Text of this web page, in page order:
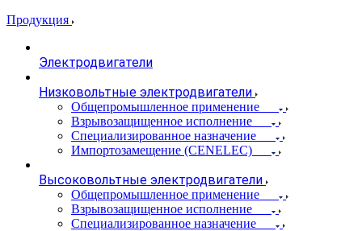
Продукция
Электродвигатели
Низковольтные электродвигатели
Общепромышленное применение
Взрывозащищенное исполнение
Специализированное назначение
Импортозамещение (CENELEC)
Высоковольтные электродвигатели
Общепромышленное применение
Взрывозащищенное исполнение
Специализированное назначение